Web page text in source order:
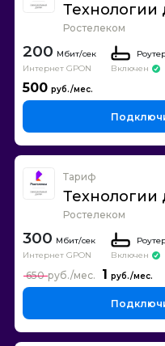
Технологии
Ростелеком
200
Интернет GPON
Включен
500
Тариф
Технологии
Ростелеком
300
Интернет GPON
Включен
1
650